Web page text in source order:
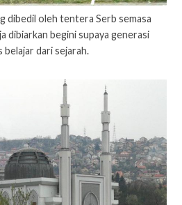
dibedil oleh tentera Serb semasa
dibiarkan begini supaya generasi
belajar dari sejarah.